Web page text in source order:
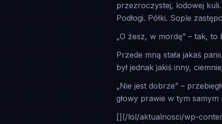
przezroczystej, lodowej
Podłogi. Półki. Sople
„O żesz, w mordę” – tak,
Przede mną stała jakaś
był jednak jakiś inny,
„Nie jest dobrze” –
głowy prawie w tym samym
[](/lol/aktualnosci/wp-